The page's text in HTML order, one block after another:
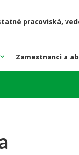
pracoviská,
Zamestnanci a